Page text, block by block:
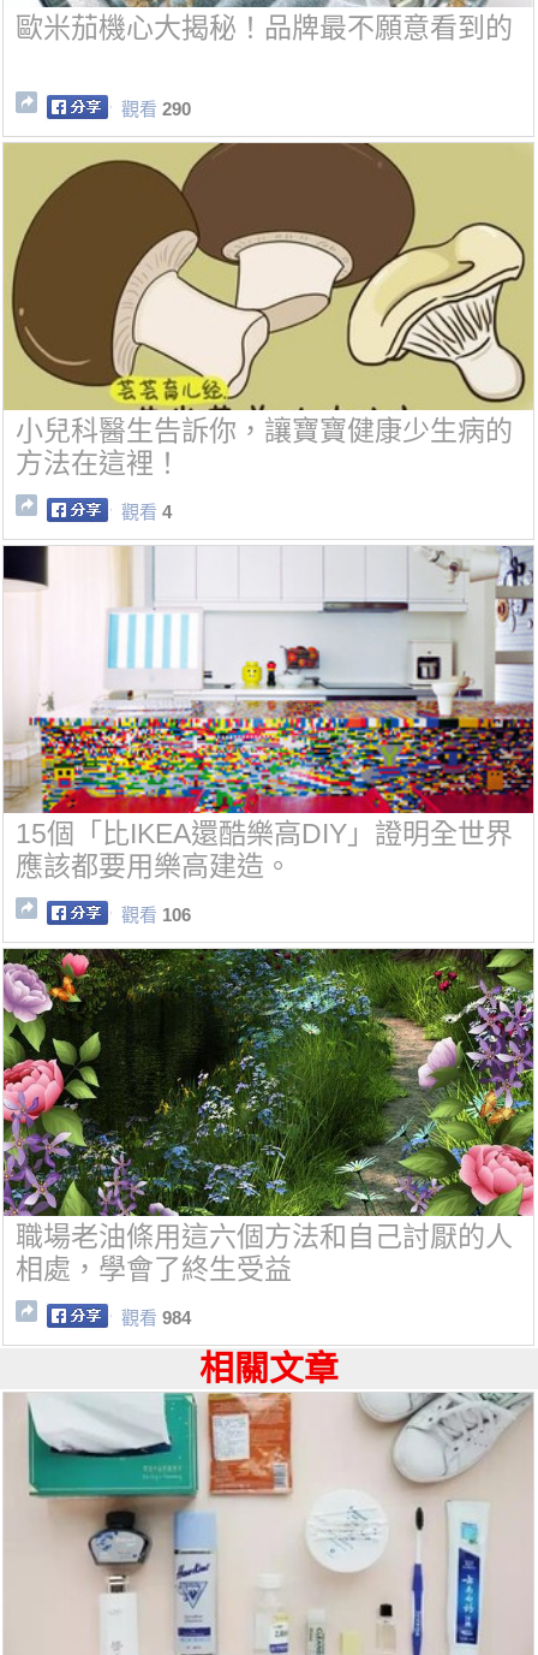
歐米茄機心大揭秘！品牌最不願意看到的
觀看 290
小兒科醫生告訴你，讓寶寶健康少生病的
方法在這裡！
觀看 4
15個「比IKEA還酷樂高DIY」證明全世界
應該都要用樂高建造。
觀看 106
職場老油條用這六個方法和自己討厭的人
相處，學會了終生受益
觀看 984
相關文章